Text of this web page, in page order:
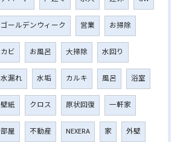
ゴールデンウィーク 営業 お掃除
カビ お風呂 大掃除 水回り
水漏れ 水垢 カルキ 風呂 浴室
壁紙 クロス 原状回復 一軒家
部屋 不動産 NEXERA 家 外壁